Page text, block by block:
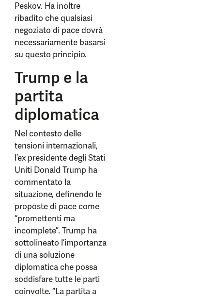
Peskov. Ha inoltre
ribadito che qualsiasi
negoziato di pace dovrà
necessariamente basarsi
su questo principio.
Trump e la
partita
diplomatica
Nel contesto delle
tensioni internazionali,
l’ex presidente degli Stati
Uniti Donald Trump ha
commentato la
situazione, definendo le
proposte di pace come
“promettenti ma
incomplete”. Trump ha
sottolineato l’importanza
di una soluzione
diplomatica che possa
soddisfare tutte le parti
coinvolte. “La partita a